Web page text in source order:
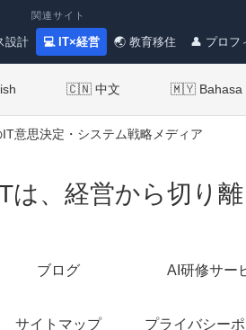
関連サイト
設計 💻 IT×経営 🌏 教育移住 👤 プロフ
🇨🇳 中文 🇲🇾 Bahasa
意思決定・システム戦略メディア
は、経営から切り
ブログ AI研修サー
サイトマップ プライバシー